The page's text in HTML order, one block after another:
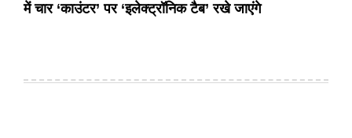
में चार ‘काउंटर’ पर ‘इलेक्ट्रॉनिक टैब’ रखे जाएंगे